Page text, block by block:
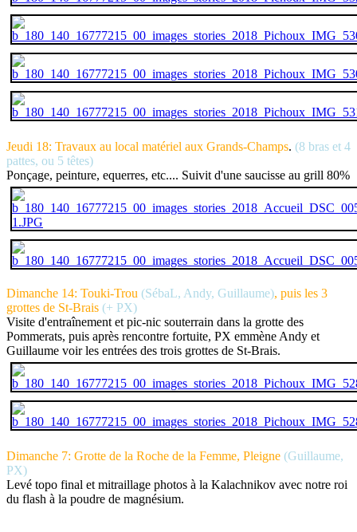
Jeudi 18: Travaux au local matériel aux Grands-Champs. (8 bras et 4
pattes, ou 5 têtes)
Ponçage, peinture, equerres, etc.... Suivit d'une saucisse au grill 80%
Dimanche 14: Touki-Trou (SébaL, Andy, Guillaume), puis les 3
grottes de St-Brais (+ PX)
Visite d'entraînement et pic-nic souterrain dans la grotte des
Pommerats, puis après rencontre fortuite, PX emmène Andy et
Guillaume voir les entrées des trois grottes de St-Brais.
Dimanche 7: Grotte de la Roche de la Femme, Pleigne (Guillaume,
PX)
Levé topo final et mitraillage photos à la Kalachnikov avec notre roi
du flash à la poudre de magnésium.